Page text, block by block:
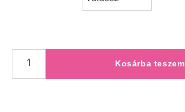
Kosárba teszem